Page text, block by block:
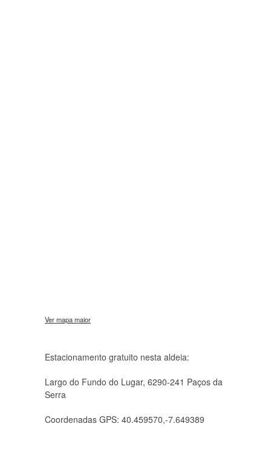
Ver mapa maior
Estacionamento gratuito nesta aldeia:
Largo do Fundo do Lugar, 6290-241 Paços da
Serra
Coordenadas GPS: 40.459570,-7.649389